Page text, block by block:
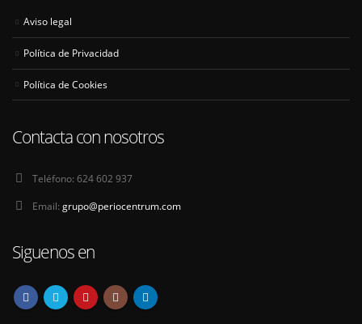
Aviso legal
Política de Privacidad
Política de Cookies
Contacta con nosotros
Teléfono: 624 602 937
Email: grupo@periocentrum.com
Siguenos en